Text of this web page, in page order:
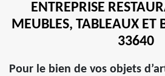
ENTREPRISE
MEUBLES, TABLEAUX ET
33640
Pour le bien de vos objets